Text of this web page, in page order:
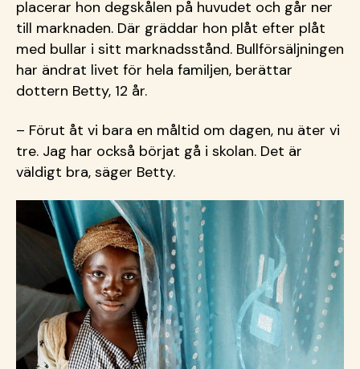
placerar hon degskålen på huvudet och går ner
till marknaden. Där gräddar hon plåt efter plåt
med bullar i sitt marknadsstånd. Bullförsäljningen
har ändrat livet för hela familjen, berättar
dottern Betty, 12 år.
– Förut åt vi bara en måltid om dagen, nu äter vi
tre. Jag har också börjat gå i skolan. Det är
väldigt bra, säger Betty.